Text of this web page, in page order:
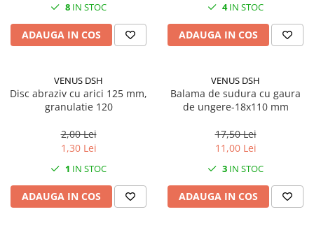
8 IN STOC
ADAUGA IN COS
4IN STOC
ADAUGA IN COS
VENUS DSH
Disc abraziv cu arici 125 mm,
granulatie 120
2,00 Lei
1,30 Lei
1 IN STOC
ADAUGA IN COS
VENUS DSH
Balama de sudura cu gaura
de ungere-18x110 mm
17,50 Lei
11,00 Lei
3 IN STOC
ADAUGA IN COS